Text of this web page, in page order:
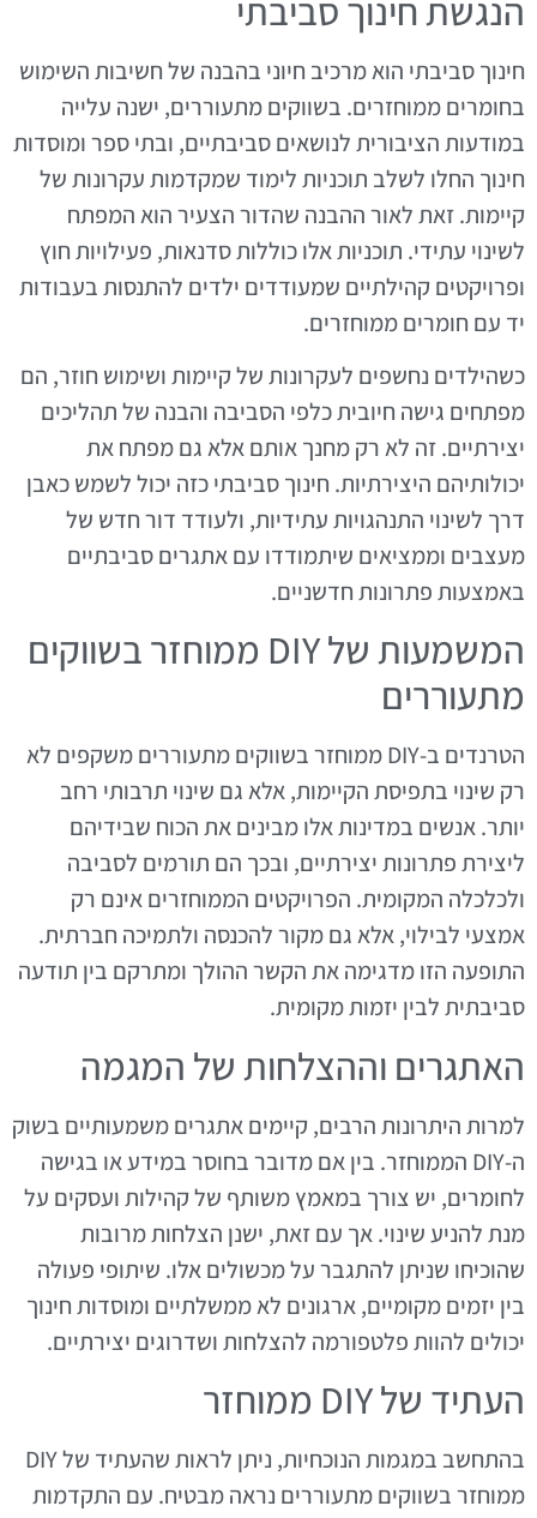
הנגשת חינוך סביבתי
חינוך סביבתי הוא מרכיב חיוני בהבנה של חשיבות השימוש
בחומרים ממוחזרים. בשווקים מתעוררים, ישנה עלייה
במודעות הציבורית לנושאים סביבתיים, ובתי ספר ומוסדות
חינוך החלו לשלב תוכניות לימוד שמקדמות עקרונות של
קיימות. זאת לאור ההבנה שהדור הצעיר הוא המפתח
לשינוי עתידי. תוכניות אלו כוללות סדנאות, פעילויות חוץ
ופרויקטים קהילתיים שמעודדים ילדים להתנסות בעבודות
יד עם חומרים ממוחזרים.
כשהילדים נחשפים לעקרונות של קיימות ושימוש חוזר, הם
מפתחים גישה חיובית כלפי הסביבה והבנה של תהליכים
יצירתיים. זה לא רק מחנך אותם אלא גם מפתח את
יכולותיהם היצירתיות. חינוך סביבתי כזה יכול לשמש כאבן
דרך לשינוי התנהגויות עתידיות, ולעודד דור חדש של
מעצבים וממציאים שיתמודדו עם אתגרים סביבתיים
באמצעות פתרונות חדשניים.
המשמעות של DIY ממוחזר בשווקים
מתעוררים
הטרנדים ב-DIY ממוחזר בשווקים מתעוררים משקפים לא
רק שינוי בתפיסת הקיימות, אלא גם שינוי תרבותי רחב
יותר. אנשים במדינות אלו מבינים את הכוח שבידיהם
ליצירת פתרונות יצירתיים, ובכך הם תורמים לסביבה
ולכלכלה המקומית. הפרויקטים הממוחזרים אינם רק
אמצעי לבילוי, אלא גם מקור להכנסה ולתמיכה חברתית.
התופעה הזו מדגימה את הקשר ההולך ומתרקם בין תודעה
סביבתית לבין יזמות מקומית.
האתגרים וההצלחות של המגמה
למרות היתרונות הרבים, קיימים אתגרים משמעותיים בשוק
ה-DIY הממוחזר. בין אם מדובר בחוסר במידע או בגישה
לחומרים, יש צורך במאמץ משותף של קהילות ועסקים על
מנת להניע שינוי. אך עם זאת, ישנן הצלחות מרובות
שהוכיחו שניתן להתגבר על מכשולים אלו. שיתופי פעולה
בין יזמים מקומיים, ארגונים לא ממשלתיים ומוסדות חינוך
יכולים להוות פלטפורמה להצלחות ושדרוגים יצירתיים.
העתיד של DIY ממוחזר
בהתחשב במגמות הנוכחיות, ניתן לראות שהעתיד של DIY
ממוחזר בשווקים מתעוררים נראה מבטיח. עם התקדמות